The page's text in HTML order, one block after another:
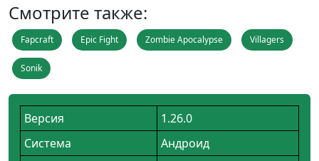
Смотрите также:
Fapcraft Epic Fight Zombie Apocalypse Villagers
Sonik
Версия
1.26.0
Система
Андроид